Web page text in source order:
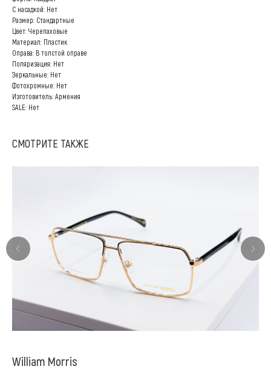
С насадкой: Нет
Размер: Стандартные
Цвет: Черепаховые
Материал: Пластик
Оправа: В толстой оправе
Поляризация: Нет
Зеркальные: Нет
Фотохромные: Нет
Изготовитель: Армения
SALE: Нет
СМОТРИТЕ ТАКЖЕ
William Morris